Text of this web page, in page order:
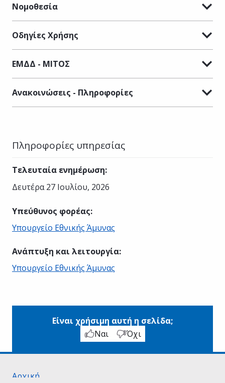
Νομοθεσία
Οδηγίες Χρήσης
ΕΜΔΔ - ΜΙΤΟΣ
Ανακοινώσεις - Πληροφορίες
Πληροφορίες υπηρεσίας
Τελευταία ενημέρωση:
Δευτέρα 27 Ιουλίου, 2026
Υπεύθυνος φορέας:
Υπουργείο Εθνικής Άμυνας
Ανάπτυξη και λειτουργία:
Υπουργείο Εθνικής Άμυνας
Είναι χρήσιμη αυτή η σελίδα;
Ναι
Όχι
Αρχική